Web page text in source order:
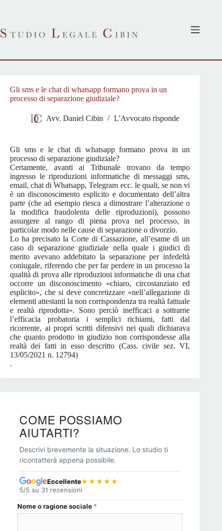
Gli sms e le chat di whatsapp formano prova in un
processo di separazione giudiziale?
Avv. Daniel Cibin L'Avvocato risponde
Gli sms e le chat di whatsapp formano prova in un
processo di separazione giudiziale?
Certamente, avanti ai Tribunale trovano da tempo
ingresso le riproduzioni informatiche di messaggi sms,
email, chat di Whatsapp, Telegram ecc. le quali, se non vi
è un disconoscimento esplicito e documentato dell’altra
parte (che ad esempio riesca a dimostrare l’alterazione o
la modifica fraudolenta delle riproduzioni), possono
assurgere al rango di piena prova nel processo, in
particolar modo nelle cause di separazione o divorzio.
Lo ha precisato la Corte di Cassazione, all’esame di un
caso di separazione giudiziale nella quale i giudici di
merito avevano addebitato la separazione per infedeltà
coniugale, riferendo che per far perdere in un processo la
qualità di prova alle riproduzioni informatiche di una chat
occorre un disconoscimento «chiaro, circostanziato ed
esplicito», che si deve concretizzare «nell’allegazione di
elementi attestanti la non corrispondenza tra realtà fattuale
e realtà riprodotta». Sono perciò inefficaci a sottrarne
l’efficacia probatoria i semplici richiami, fatti dal
ricorrente, ai propri scritti difensivi nei quali dichiarava
che quanto prodotto in giudizio non corrispondesse alla
realtà dei fatti in esso descritto (Cass. civile sez. VI,
13/05/2021 n. 12794)
.
COME POSSIAMO
AIUTARTI?
Descrivi brevemente la situazione. Lo studio ti
ricontatterà appena possibile.
Eccellente★★★★★
5/5 su 31 recensioni
ragione La Telefono
Nome o ragione sociale *